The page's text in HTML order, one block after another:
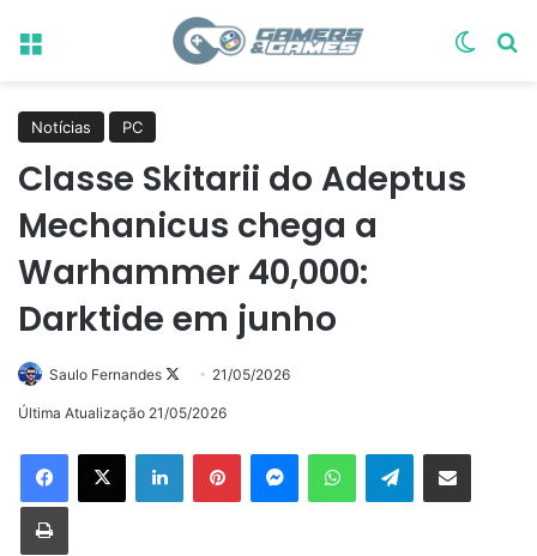
Menu
Notícias PC
Classe Skitarii do Adeptus
Mechanicus chega a
Warhammer 40,000:
Darktide em junho
Saulo Fernandes
Follow
on
21/05/2026
Última Atualização 21/05/2026
LinkedinPinterestMessengerWhatsAppTelegramCompartilhar via e-mail
Imprimir